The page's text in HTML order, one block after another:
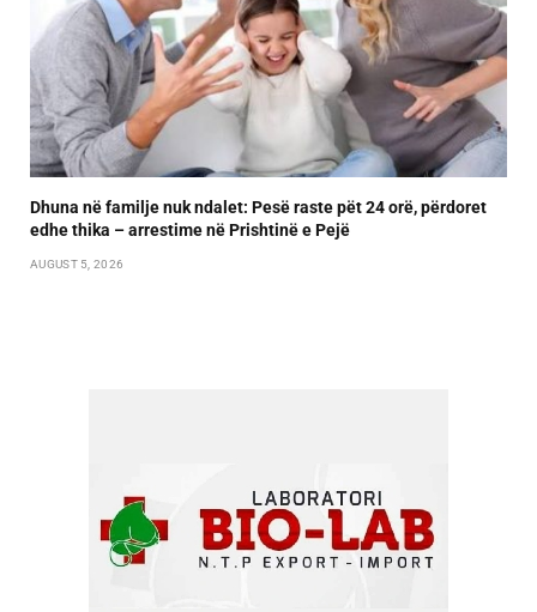
Dhuna në familje nuk ndalet: Pesë raste pët 24 orë, përdoret
edhe thika – arrestime në Prishtinë e Pejë
AUGUST 5, 2026